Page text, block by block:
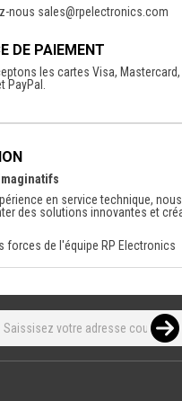
nous sales@rpelectronics.com
DE PAIEMENT
les cartes Visa,
PayPal.
en service technique,
des solutions innovantes et
forces de l'équipe RP Electronics